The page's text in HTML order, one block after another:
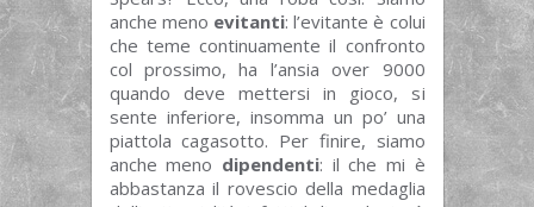
anche meno evitanti: l’evitante è colui
che teme continuamente il confronto
col prossimo, ha l’ansia over 9000
quando deve mettersi in gioco, si
sente inferiore, insomma un po’ una
piattola cagasotto. Per finire, siamo
anche meno dipendenti: il che mi è
abbastanza il rovescio della medaglia